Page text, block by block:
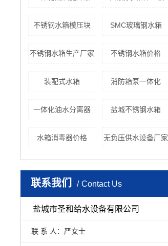
不锈钢水箱模压块 SMC玻璃钢水箱
不锈钢水箱生产厂家 不锈钢水箱价格
装配式水箱 消防箱泵一体化
一体化油水分离器 盐城不锈钢水箱
水箱消毒器价格 无负压供水设备厂家
联系我们 Contact Us
盐城市圣和给水设备有限公司
联 系 人：严女士